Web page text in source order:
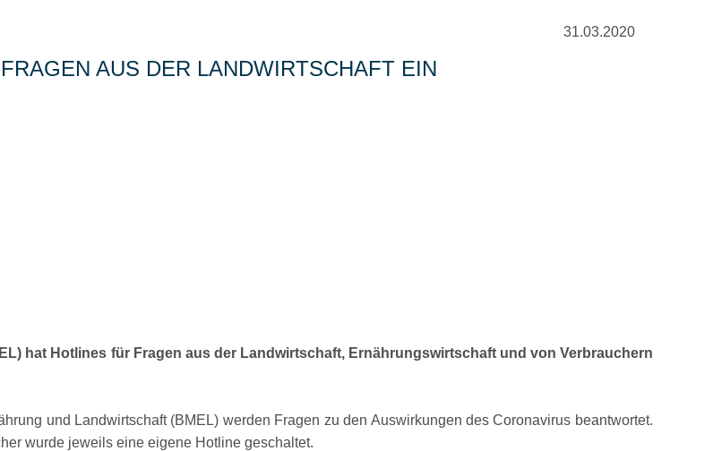
31.03.2020
AUS DER LANDWIRTSCHAFT EIN
hat Hotlines für Fragen aus der Landwirtschaft, Ernährungswirtschaft und von Verbrauchern
und Landwirtschaft (BMEL) werden Fragen zu den Auswirkungen des Coronavirus beantwortet.
wurde jeweils eine eigene Hotline geschaltet.